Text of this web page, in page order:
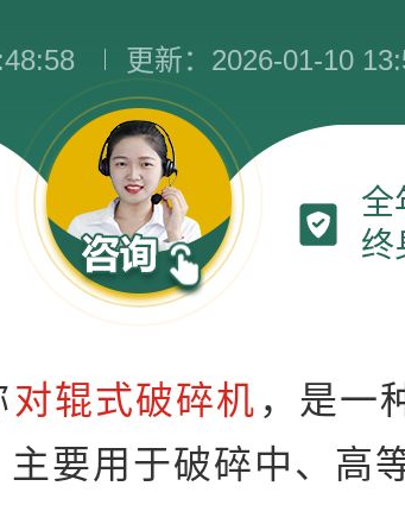
更新：2026-01-10
全
终
对辊式破碎机 ，是一
要用于破碎中、高